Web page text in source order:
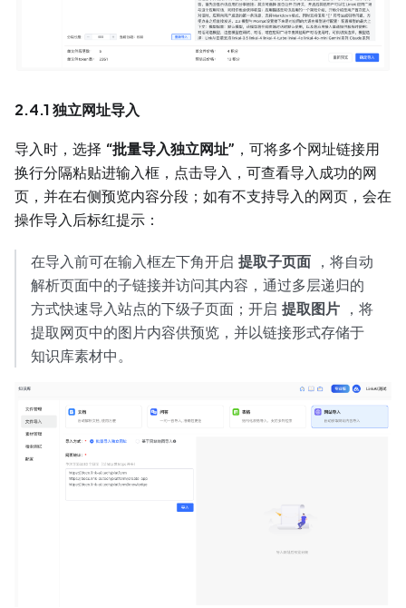
2.4.1 独立网址导入
导入时，选择 “批量导入独立网址” ，可将多个网址链接用
换行分隔粘贴进输入框，点击导入，可查看导入成功的网
页，并在右侧预览内容分段；如有不支持导入的网页，会在
操作导入后标红提示：
在导入前可在输入框左下角开启 提取子页面 ，将自动
解析页面中的子链接并访问其内容，通过多层递归的
方式快速导入站点的下级子页面；开启 提取图片 ，将
提取网页中的图片内容供预览，并以链接形式存储于
知识库素材中。